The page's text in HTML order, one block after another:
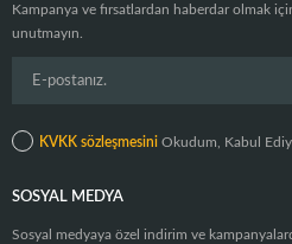
Kampanya ve fırsatlardan haberdar olmak
unutmayın.
KVKK sözleşmesini Okudum, Kabul
SOSYAL MEDYA
Sosyal medyaya özel indirim ve